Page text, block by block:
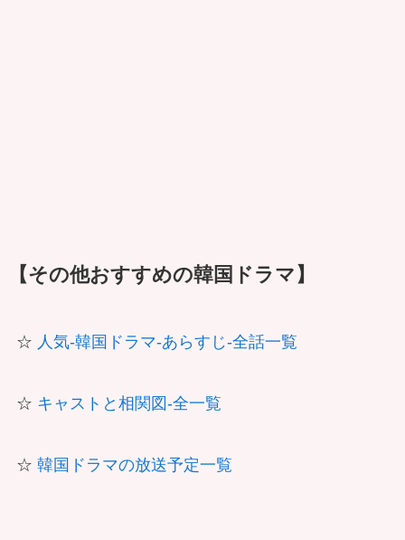
【その他おすすめの韓国ドラマ】
☆ 人気-韓国ドラマ-あらすじ-全話一覧
☆ キャストと相関図-全一覧
☆ 韓国ドラマの放送予定一覧